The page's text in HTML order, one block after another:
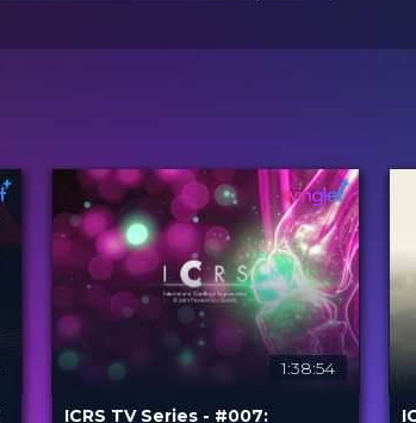
1:38:54
ICRS TV Series - #007: